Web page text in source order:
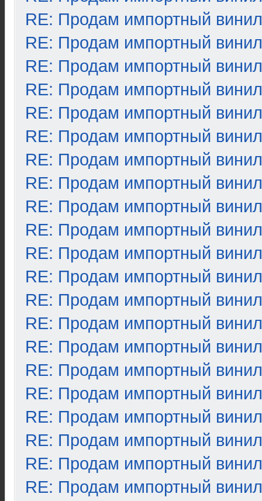
RE: Продам импортный винил
RE: Продам импортный винил
RE: Продам импортный винил
RE: Продам импортный винил
RE: Продам импортный винил
RE: Продам импортный винил
RE: Продам импортный винил
RE: Продам импортный винил
RE: Продам импортный винил
RE: Продам импортный винил
RE: Продам импортный винил
RE: Продам импортный винил
RE: Продам импортный винил
RE: Продам импортный винил
RE: Продам импортный винил
RE: Продам импортный винил
RE: Продам импортный винил
RE: Продам импортный винил
RE: Продам импортный винил
RE: Продам импортный винил
RE: Продам импортный винил